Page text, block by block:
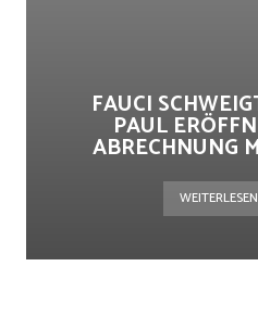
FAUCI
PAUL
ABRECHNUNG
WEITERLESEN